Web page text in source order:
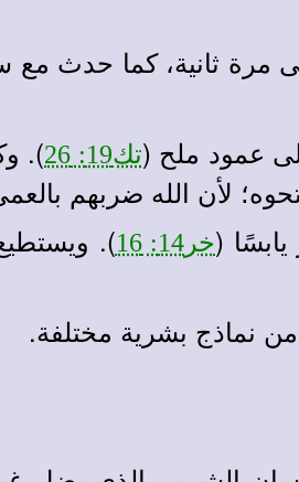
مرة ثانية، كما حدث
عمود ملح (تك19: 26
).
لأن الله ضربهم
(خر14: 16
).